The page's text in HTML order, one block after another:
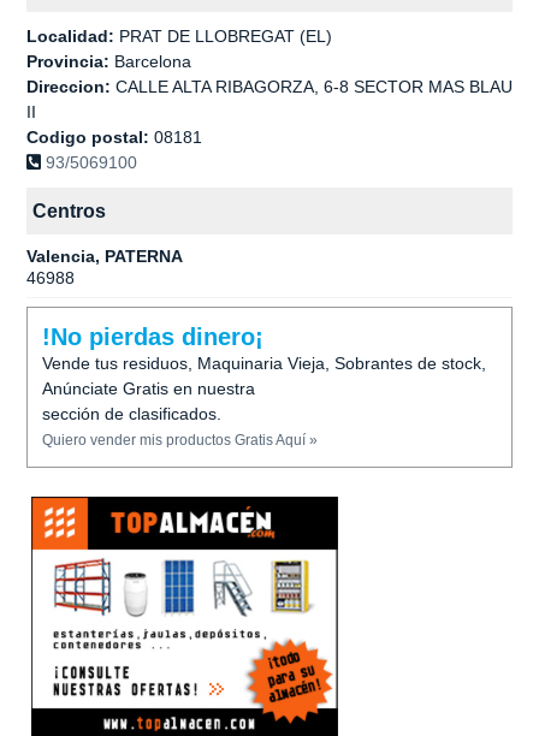
Localidad: PRAT DE LLOBREGAT (EL)
Provincia: Barcelona
Direccion: CALLE ALTA RIBAGORZA, 6-8 SECTOR MAS BLAU
II
Codigo postal: 08181
93/5069100
Centros
Valencia, PATERNA
46988
!No pierdas dinero¡
Vende tus residuos, Maquinaria Vieja, Sobrantes de stock,
Anúnciate Gratis en nuestra
sección de clasificados.
Quiero vender mis productos Gratis Aquí »